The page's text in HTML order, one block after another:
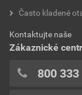
Často kladené
Kontaktujte naše
Zákaznické
800 333